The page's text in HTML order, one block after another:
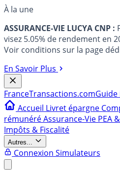
À la une
ASSURANCE-VIE LUCYA CNP :
visez 5.05% de rendement en
Voir conditions sur la page
En Savoir Plus
FranceTransactions.com
Accueil Livret épargne
rémunéréAssurance-Vie PEA
Impôts & Fiscalité
Autres...
Connexion Simulateurs